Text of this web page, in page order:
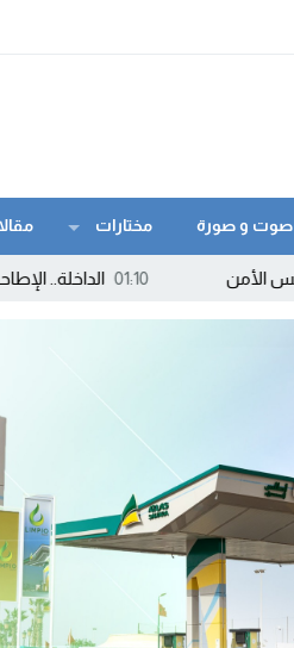
صوت و صورة مختارات
01:10 الداخلة.. الإطاحة بمروج “ماء